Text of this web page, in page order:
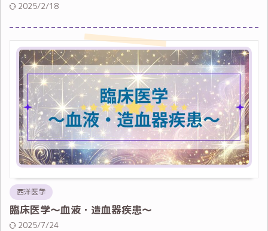
2025/2/18
西洋医学
臨床医学～血液・造血器疾患～
2025/7/24